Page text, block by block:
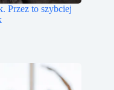
Przez to szybciej